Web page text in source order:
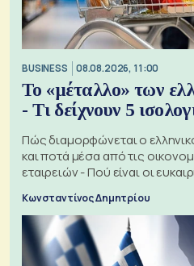
BUSINESS 08.08.2026, 11:00
Το «μέταλλο» των
- Τι δείχνουν 5
Πώς διαμορφώνεται ο
και ποτά μέσα από τις
εταιρειών - Πού είναι οι
Κωνσταντίνος Δημητρίου